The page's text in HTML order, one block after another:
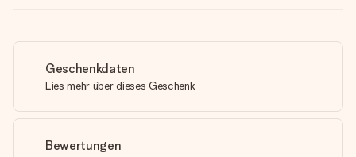
Geschenkdaten
Lies mehr über dieses Geschenk
Bewertungen